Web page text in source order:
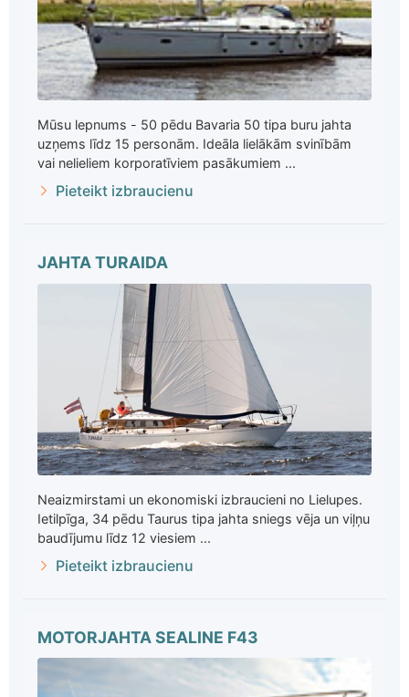
Mūsu lepnums - 50 pēdu Bavaria 50 tipa buru jahta
uzņems līdz 15 personām. Ideāla lielākām svinībām
vai nelieliem korporatīviem pasākumiem ...
Pieteikt izbraucienu
JAHTA TURAIDA
Neaizmirstami un ekonomiski izbraucieni no Lielupes.
Ietilpīga, 34 pēdu Taurus tipa jahta sniegs vēja un viļņu
baudījumu līdz 12 viesiem ...
Pieteikt izbraucienu
MOTORJAHTA SEALINE F43